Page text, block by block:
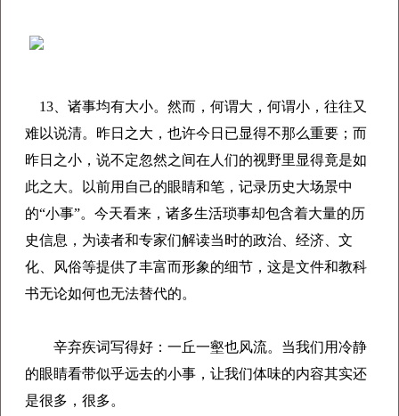
13、 诸事均有大小。然而，何谓大，何谓小，往往又
难以说清。昨日之大，也许今日已显得不那么重要；而
昨日之小，说不定忽然之间在人们的视野里显得竟是如
此之大。以前用自己的眼睛和笔，记录历史大场景中
的“小事”。今天看来，诸多生活琐事却包含着大量的历
史信息，为读者和专家们解读当时的政治、经济、文
化、风俗等提供了丰富而形象的细节，这是文件和教科
书无论如何也无法替代的。
辛弃疾词写得好：一丘一壑也风流。当我们用冷静
的眼睛看带似乎远去的小事，让我们体味的内容其实还
是很多，很多。